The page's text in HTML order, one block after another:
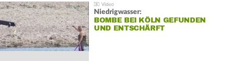
Niedrigwasser:
BOMBE BEI KÖLN GEFUNDEN
UND ENTSCHÄRFT